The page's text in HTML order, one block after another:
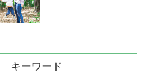
キーワード